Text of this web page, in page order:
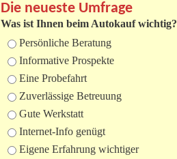
Die neueste Umfrage
Was ist Ihnen beim Autokauf wichtig?
Auswahlmöglichkeiten
Persönliche Beratung
Informative Prospekte
Eine Probefahrt
Zuverlässige Betreuung
Gute Werkstatt
Internet-Info genügt
Eigene Erfahrung wichtiger